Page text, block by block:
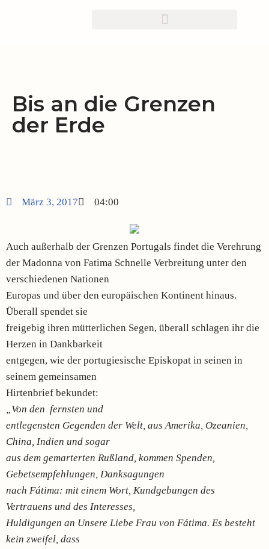
Bis an die Grenzen
der Erde
März 3, 2017 04:00
Auch außerhalb der Grenzen Portugals findet die Verehrung
der Madonna von Fatima Schnelle Verbreitung unter den
verschiedenen Nationen
Europas und über den europäischen Kontinent hinaus.
Überall spendet sie
freigebig ihren mütterlichen Segen, überall schlagen ihr die
Herzen in Dankbarkeit
entgegen, wie der portugiesische Episkopat in seinen in
seinem gemeinsamen
Hirtenbrief bekundet:
„Von den fernsten und
entlegensten Gegenden der Welt, aus Amerika, Ozeanien,
China, Indien und sogar
aus dem gemarterten Rußland, kommen Spenden,
Gebetsempfehlungen, Danksagungen
nach Fátima: mit einem Wort, Kundgebungen des
Vertrauens und des Interesses,
Huldigungen an Unsere Liebe Frau von Fátima. Es besteht
kein zweifel, dass